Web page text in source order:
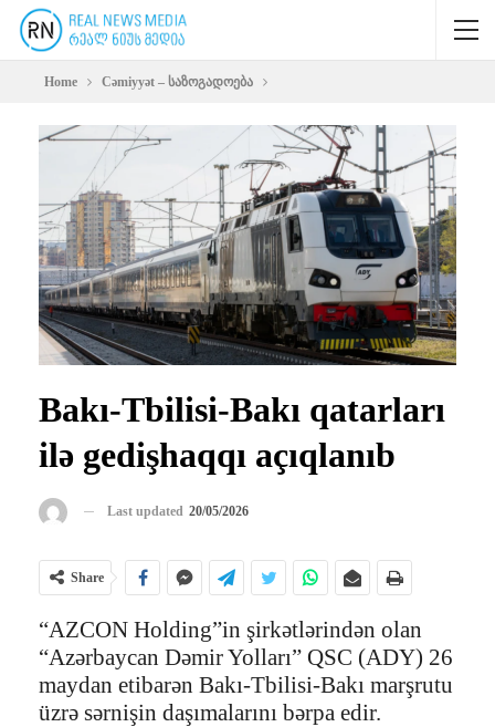
Home Cəmiyyət – საზოგადოება
Bakı-Tbilisi-Bakı qatarları
ilə gedişhaqqı açıqlanıb
Last updated 20/05/2026
Share
“AZCON Holding”in şirkətlərindən olan
“Azərbaycan Dəmir Yolları” QSC (ADY) 26
maydan etibarən Bakı-Tbilisi-Bakı marşrutu
üzrə sərnişin daşımalarını bərpa edir.